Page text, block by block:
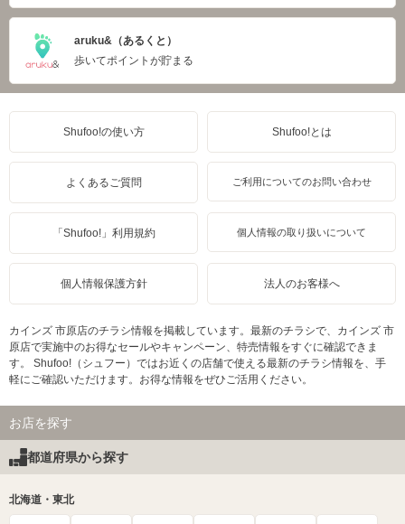
aruku&（あるくと）
歩いてポイントが貯まる
Shufoo!の使い方 Shufoo!とは
よくあるご質問 ご利用についてのお問い合わせ
「Shufoo!」利用規約 個人情報の取り扱いについて
個人情報保護方針 法人のお客様へ
カインズ 市原店のチラシ情報を掲載しています。最新のチラシで、カインズ 市
原店で実施中のお得なセールやキャンペーン、特売情報をすぐに確認できま
す。 Shufoo!（シュフー）ではお近くの店舗で使える最新のチラシ情報を、手
軽にご確認いただけます。お得な情報をぜひご活用ください。
お店を探す
都道府県から探す
北海道・東北